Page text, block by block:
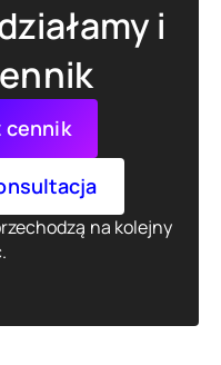
i
cennik
na kolejny